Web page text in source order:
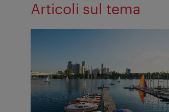
Articoli sul tema